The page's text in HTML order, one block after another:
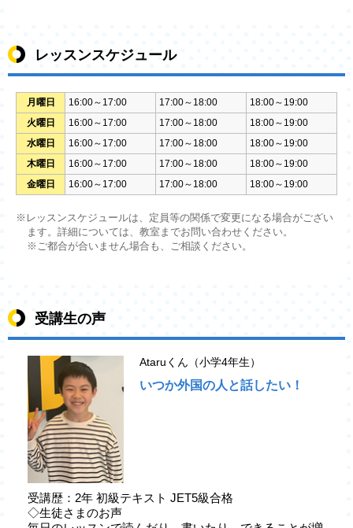
レッスンスケジュール
月曜日 16:00～17:00 17:00～18:00
18:00～19:00
火曜日
16:00～17:00 17:00～18:00
18:00～19:00
水曜日
16:00～17:00 17:00～18:00
18:00～19:00
木曜日
16:00～17:00 17:00～18:00
18:00～19:00
金曜日
16:00～17:00 17:00～18:00 18:00～19:00
※レッスンスケジュールは、定員等の関係で変更になる場合がござい
ます。詳細については、教室までお問い合わせください。
※ご都合が合いません場合も、ご相談ください。
受講生の声
Ataruくん（小学4年生）
いつか外国の人と話したい！
受講歴：2年 初級テキスト JET5級合格
◇生徒さまのお声